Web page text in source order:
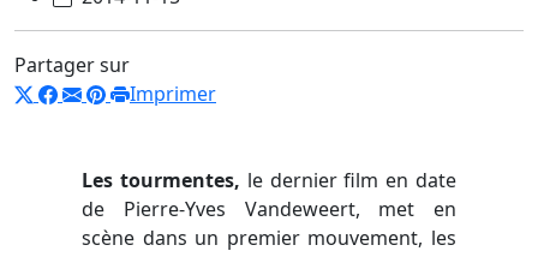
Partager sur
Imprimer
Les tourmentes, le dernier film en date
de Pierre-Yves Vandeweert, met en
scène dans un premier mouvement, les